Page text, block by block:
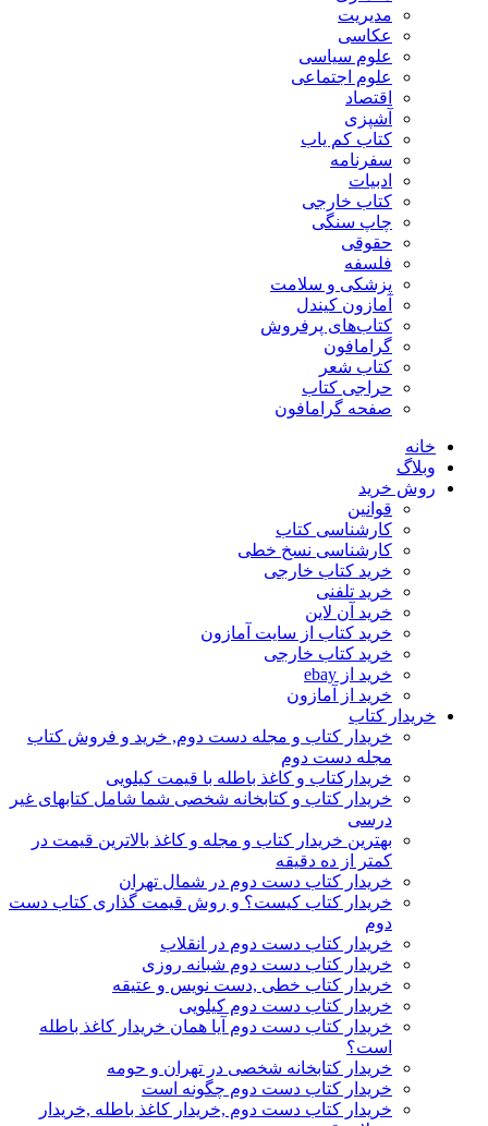
مدیریت
عکاسی
علوم سیاسی
علوم اجتماعی
اقتصاد
آشپزی
کتاب کم یاب
سفرنامه
ادبیات
کتاب خارجی
چاپ سنگی
حقوقی
فلسفه
پزشکی و سلامت
آمازون کیندل
کتاب‌های پرفروش
گرامافون
کتاب شعر
حراجی کتاب
صفحه گرامافون
خانه
وبلاگ
روش خرید
قوانین
کارشناسی کتاب
کارشناسی نسخ خطی
خرید کتاب خارجی
خرید تلفنی
خرید آن لاین
خرید کتاب از سایت آمازون
خرید کتاب خارجی
خرید از ebay
خرید از آمازون
خریدار کتاب
خریدار کتاب و مجله دست دوم, خرید و فروش کتاب
مجله دست دوم
خریدارکتاب و کاغذ باطله با قیمت کیلویی
خریدار کتاب و کتابخانه شخصی شما شامل کتابهای غیر
درسی
بهترین خریدار کتاب و مجله و کاغذ بالاترین قیمت در
کمتر از ده دقیقه
خریدار کتاب دست دوم در شمال تهران
خریدار کتاب کیست؟ و روش قیمت گذاری کتاب دست
دوم
خریدار کتاب دست دوم در انقلاب
خریدار کتاب دست دوم شبانه روزی
خریدار کتاب خطی ,دست نویس و عتیقه
خریدار کتاب دست دوم کیلویی
خریدار کتاب دست دوم آیا همان خریدار کاغذ باطله
است؟
خریدار کتابخانه شخصی در تهران و حومه
خریدار کتاب دست دوم چگونه است
خریدار کتاب دست دوم ,خریدار کاغذ باطله ,خریدار